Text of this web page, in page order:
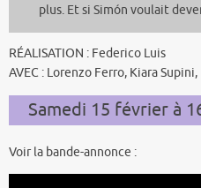
plus. Et si Simón voulait
RÉALISATION : Federico Luis
AVEC : Lorenzo Ferro, Kiara
Samedi 15 février à
Voir la bande-annonce :